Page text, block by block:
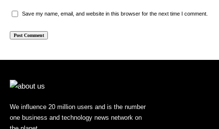
Save my name, email, and website in this browser for the next time I comment.
We influence 20 million users and is the number
one business and technology news network on